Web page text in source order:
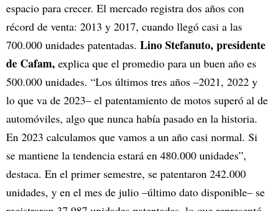
espacio para crecer. El mercado registra dos años con
récord de venta: 2013 y 2017, cuando llegó casi a las
700.000 unidades patentadas. Lino Stefanuto, presidente
de Cafam, explica que el promedio para un buen año es
500.000 unidades. “Los últimos tres años –2021, 2022 y
lo que va de 2023– el patentamiento de motos superó al de
automóviles, algo que nunca había pasado en la historia.
En 2023 calculamos que vamos a un año casi normal. Si
se mantiene la tendencia estará en 480.000 unidades”,
destaca. En el primer semestre, se patentaron 242.000
unidades, y en el mes de julio –último dato disponible– se